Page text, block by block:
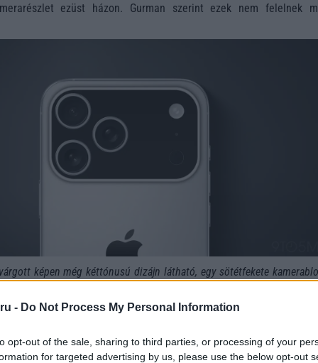
- Do Not Process My Personal Information
opt-out of the sale, sharing to third parties, or processing of your
for targeted advertising by us, please use the below opt-out
ezüst házon. Gurman szerint ezek nem felelnek
képen még kéttónusú dizájn látható, egy sötétfekete
Az iPhone 17 Pro-nak nem lesz kéttónusú hátlapja, azt az
– írja Gurman.